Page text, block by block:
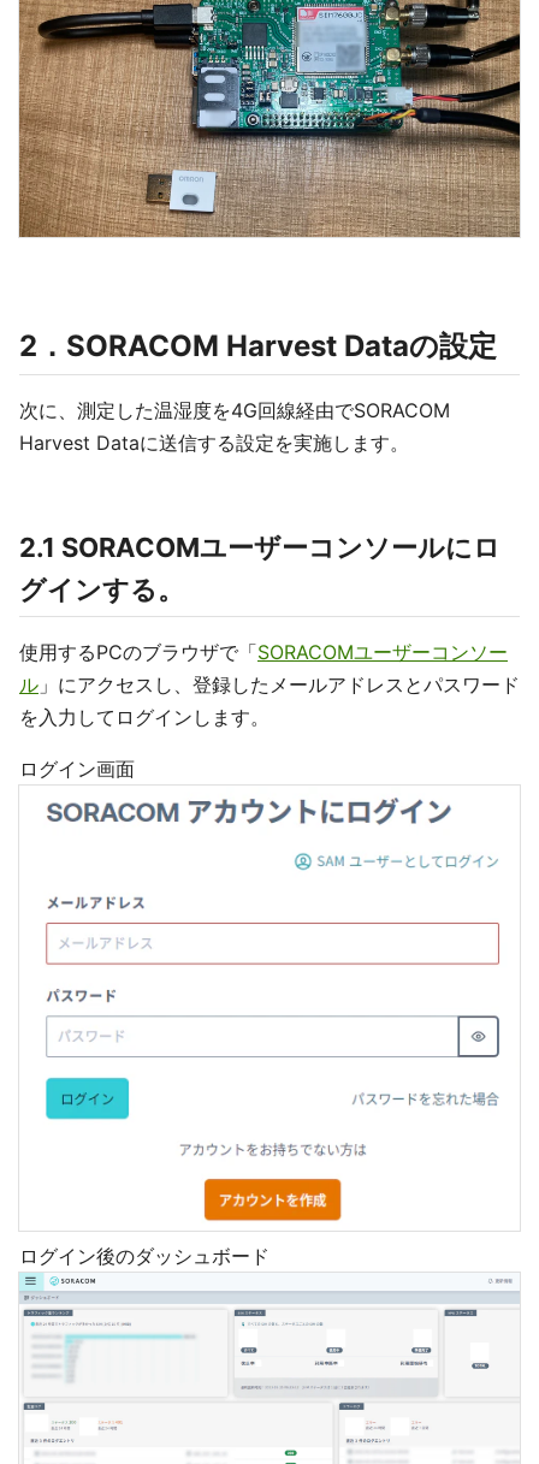
2．SORACOM Harvest Dataの設定
次に、測定した温湿度を4G回線経由でSORACOM
Harvest Dataに送信する設定を実施します。
2.1 SORACOMユーザーコンソールにロ
グインする。
使用するPCのブラウザで「SORACOMユーザーコンソー
ル 」にアクセスし、登録したメールアドレスとパスワード
を入力してログインします。
ログイン画面
ログイン後のダッシュボード